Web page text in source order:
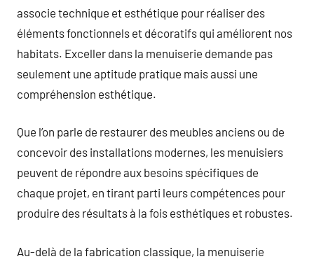
associe technique et esthétique pour réaliser des
éléments fonctionnels et décoratifs qui améliorent nos
habitats. Exceller dans la menuiserie demande pas
seulement une aptitude pratique mais aussi une
compréhension esthétique.
Que l’on parle de restaurer des meubles anciens ou de
concevoir des installations modernes, les menuisiers
peuvent de répondre aux besoins spécifiques de
chaque projet, en tirant parti leurs compétences pour
produire des résultats à la fois esthétiques et robustes.
Au-delà de la fabrication classique, la menuiserie